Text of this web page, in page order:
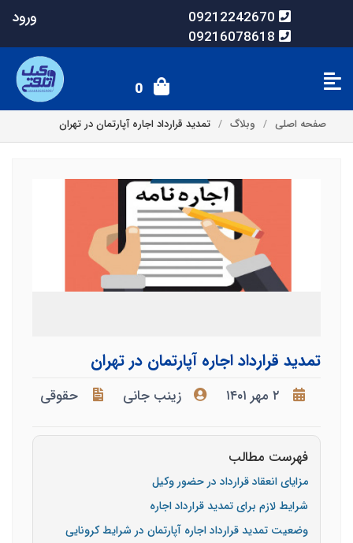
09212242670
09216078618
ورود
0
صفحه اصلی وبلاگ تمدید قرارداد اجاره آپارتمان در تهران
تمدید قرارداد اجاره آپارتمان در تهران
۲ مهر ۱۴۰۱ زینب جانی حقوقی
فهرست مطالب
مزایای انعقاد قرارداد در حضور وکیل
شرایط لازم برای تمدید قرارداد اجاره
وضعیت تمدید قرارداد اجاره آپارتمان در شرایط کرونایی